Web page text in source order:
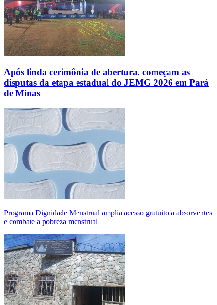
Após linda cerimônia de abertura, começam as
disputas da etapa estadual do JEMG 2026 em Pará
de Minas
Programa Dignidade Menstrual amplia acesso gratuito a absorventes
e combate a pobreza menstrual